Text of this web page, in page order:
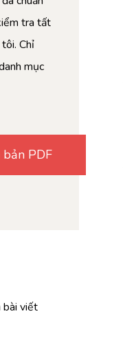
tra tất
Chỉ
mục
bài viết